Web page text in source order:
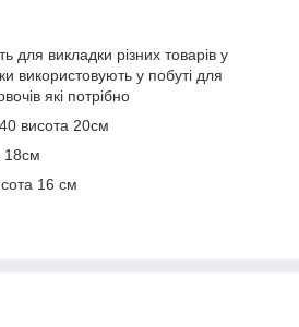
для викладки різних товарів у
використовують у побуті для
які потрібно
висота 20см
18см
16 см